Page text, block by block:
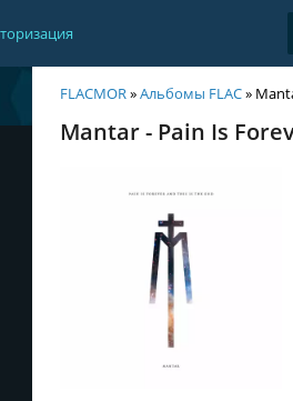
FLACMOR»Альбомы FLAC»
Mantar - Pain Is